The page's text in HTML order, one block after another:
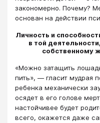
закономерно. Почему?
основан на действии
Личность и
в той
собственному
«Можно затащить
пить», — гласит мудрая
ребенка механически
осядет в его голове
настойчивее будет
всего, окажется даже